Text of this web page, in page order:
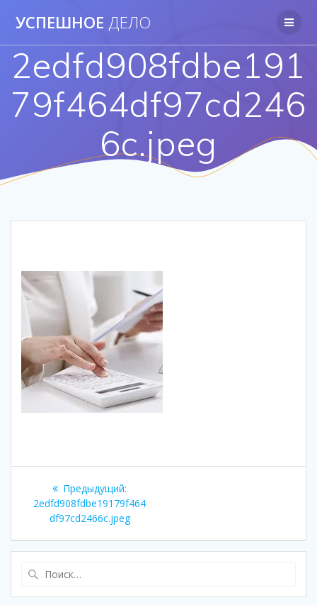
УСПЕШНОЕ ДЕЛО
2edfd908fdbe191
79f464df97cd246
6c.jpeg
Навигация
по
записям
Предыдущий:
запись:
2edfd908fdbe19179f464
df97cd2466c.jpeg